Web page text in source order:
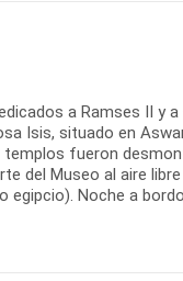
a Ramses II y
Isis, situado en
templos fueron
del Museo al aire libre
egipcio). Noche a bordo